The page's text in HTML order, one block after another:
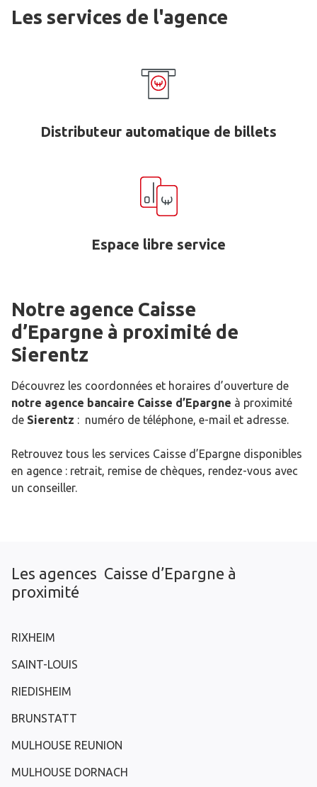
Les services de l'agence
Distributeur automatique de billets
Espace libre service
Notre agence Caisse
d’Epargne à proximité de
Sierentz
Découvrez les coordonnées et horaires d’ouverture de
notre agence bancaire Caisse d’Epargne à proximité
de Sierentz : numéro de téléphone, e-mail et adresse.
Retrouvez tous les services Caisse d’Epargne disponibles
en agence : retrait, remise de chèques, rendez-vous avec
un conseiller.
Les agences Caisse d’Epargne à
proximité
RIXHEIM
SAINT-LOUIS
RIEDISHEIM
BRUNSTATT
MULHOUSE REUNION
MULHOUSE DORNACH